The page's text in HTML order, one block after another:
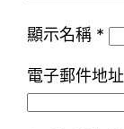
顯示名稱 *
電子郵件地址